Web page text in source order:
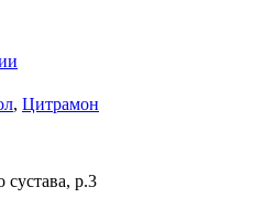
, Цитрамон
сустава, р.3